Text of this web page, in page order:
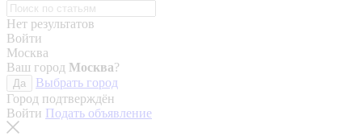
Нет результатов
Войти
Москва
Ваш город Москва?
Да
Выбрать город
Город подтверждён
Войти Подать объявление